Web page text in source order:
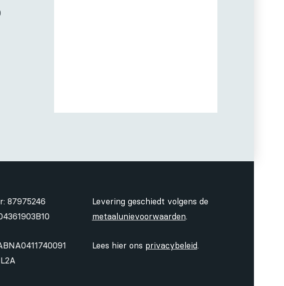
87975246
Levering geschiedt volgens de
metaalunievoorwaarden.
Lees hier ons privacybeleid.